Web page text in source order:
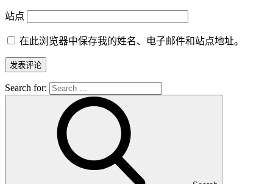
站点
在此浏览器中保存我的姓名、电子邮件和站点地址。
Search for: